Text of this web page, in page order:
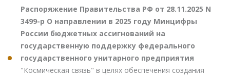
Распоряжение Правительства РФ от 28.11.2025 N
3499-р О направлении в 2025 году Минцифры
России бюджетных ассигнований на
государственную поддержку федерального
государственного унитарного предприятия
"Космическая связь" в целях обеспечения создания